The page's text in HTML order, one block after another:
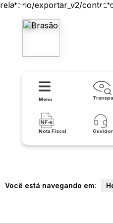
relatorio/exportar_v2/
Menu
Nota Fiscal
Você está navegando em: